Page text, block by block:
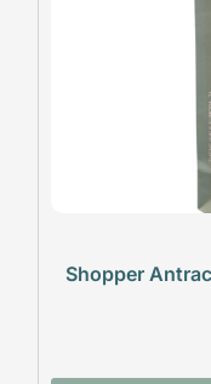
Shopper